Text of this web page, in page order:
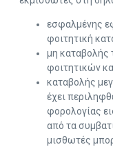
εσφαλμένης
φοιτητική
μη καταβολής
φοιτητικών
καταβολής
έχει
φορολογίας
από τα
μισθωτές